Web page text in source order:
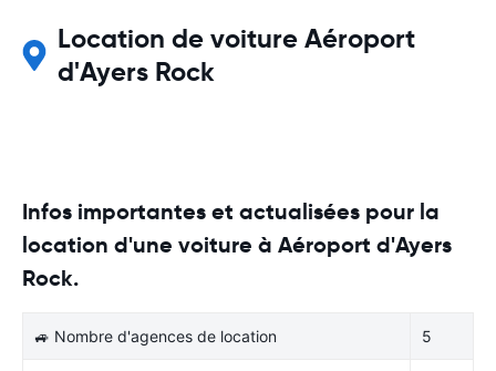
Location de voiture Aéroport
d'Ayers Rock
Infos importantes et actualisées pour la
location d'une voiture à Aéroport d'Ayers
Rock.
🚙 Nombre d'agences de location 5